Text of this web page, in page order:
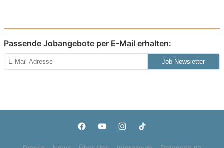
Passende Jobangebote per E-Mail erhalten:
Job Newsletter